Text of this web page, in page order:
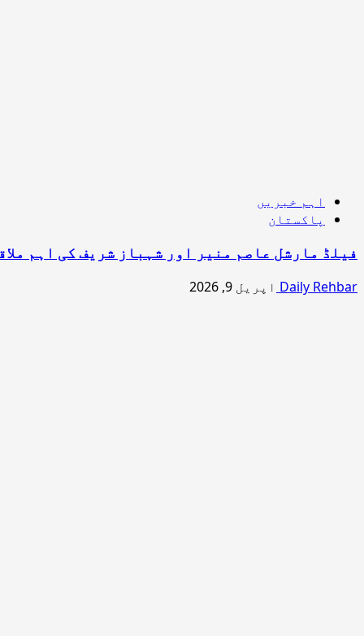
اہم خبریں
پاکستان
فیلڈ مارشل عاصم منیر اور شہباز شریف کی اہم
Daily Rehbar اپریل 9, 2026